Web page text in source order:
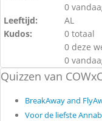
0
Leeftijd:
AL
Kudos:
0 totaal
0 deze
0
Quizzen van
BreakAway and
Voor de liefste